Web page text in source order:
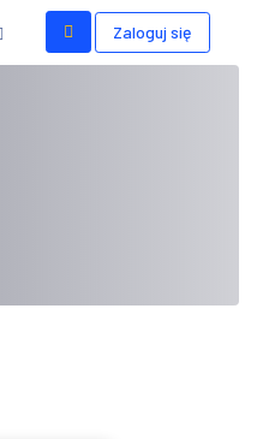
Zaloguj się